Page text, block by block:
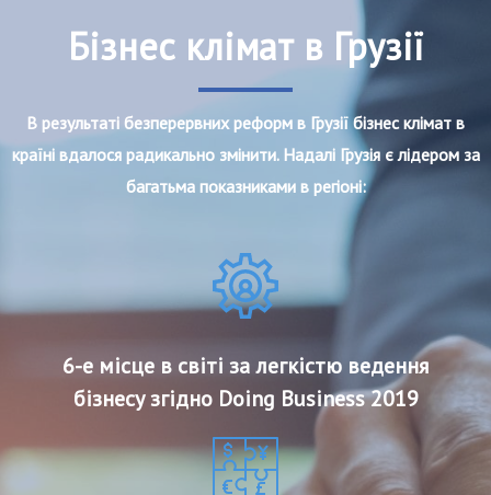
Бізнес клімат в Грузії
В результаті безперервних реформ в Грузії бізнес клімат в
країні вдалося радикально змінити. Надалі Грузія є лідером за
багатьма показниками в регіоні:
6-е місце в світі за легкістю ведення
бізнесу згідно Doing Business 2019